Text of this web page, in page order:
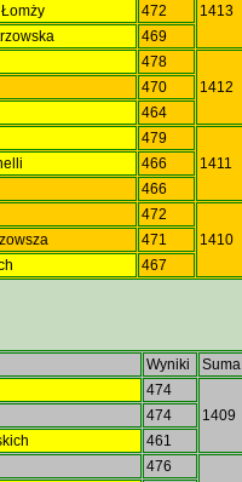
1413
472
469
478
1412
470
464
479
1411
466
466
472
1410
471
467
Wyniki Suma
474
1409
474
461
476